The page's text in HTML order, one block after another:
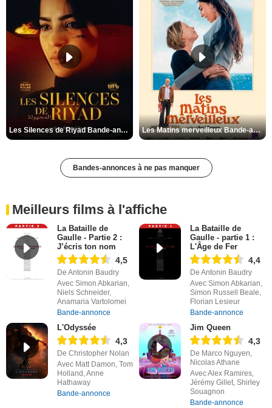
Les Silences de Riyad Bande-annonce VO STFR Les Matins merveilleux Bande-annonce VF
Bandes-annonces à ne pas manquer
Meilleurs films à l'affiche
La Bataille de
Gaulle - Partie 2 :
J’écris ton nom
4,5
De Antonin Baudry
Avec Simon Abkarian,
Niels Schneider,
Anamaria Vartolomei
Bande-annonce
La Bataille de
Gaulle - partie 1 :
L'Âge de Fer
4,4
De Antonin Baudry
Avec Simon Abkarian,
Simon Russell Beale,
Florian Lesieur
Bande-annonce
L'Odyssée
4,3
De Christopher Nolan
Avec Matt Damon, Tom
Holland, Anne
Hathaway
Bande-annonce
Jim Queen
4,3
De Marco Nguyen,
Nicolas Athane
Avec Alex Ramires,
Jérémy Gillet, Shirley
Souagnon
Bande-annonce